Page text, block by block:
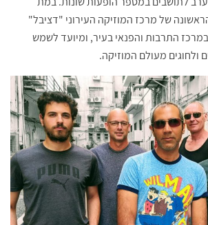
של מרכז המוזיקה העירוני "דציבל"
התרבות והפנאי בעיר, ומיועד לשמש
ולחוגים מעולם המוזיקה.